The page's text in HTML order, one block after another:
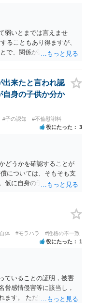
③行政書士に委任をして
か不明ですが，その行政
，訴訟にするか，その点
いるのか，それさえも否
変わってくると思いま
す。）への対応ではあま
えるなら本人様の交渉で
点であれば，訴訟に進む
と，お近くの弁護士に相
も思います。
弱いとまでは言えませ
ることもあり得ますが、
で、関係が認定される余
に相談されることをおす
出来たと言われ認
自身の子供か分か
#子の認知 #不倫慰謝料
役にたった 3
どうかを確認することが
については、そもそも支
仮に自身の子であったと
ば、依頼をするかしない
談をされたほうが良いで
体 #モラハラ #性格の不一致
役にたった 1
ていることの証明，被害
誉感情侵害等に該当し，
ます。 ただ弁護士費用を